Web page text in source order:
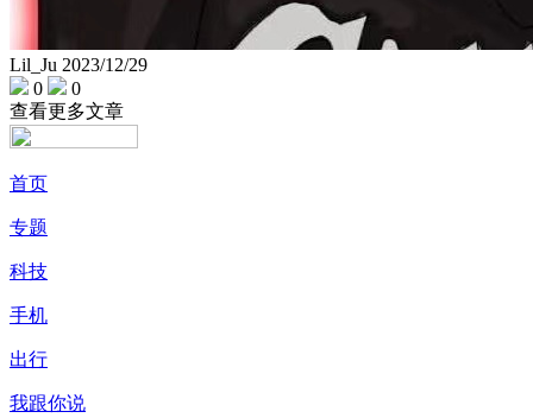
Lil_Ju 2023/12/29
0
0
查看更多文章
首页
专题
科技
手机
出行
我跟你说